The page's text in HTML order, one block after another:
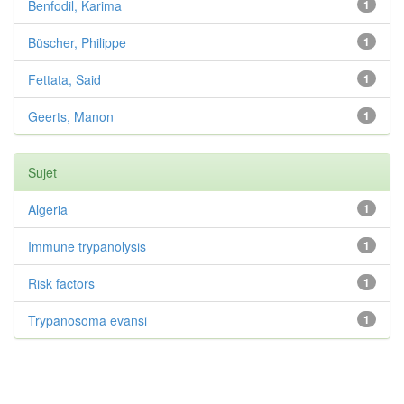
1
Benfodil, Karima
1
Büscher, Philippe
1
Fettata, Said
1
Geerts, Manon
Sujet
1
Algeria
1
Immune trypanolysis
1
Risk factors
1
Trypanosoma evansi